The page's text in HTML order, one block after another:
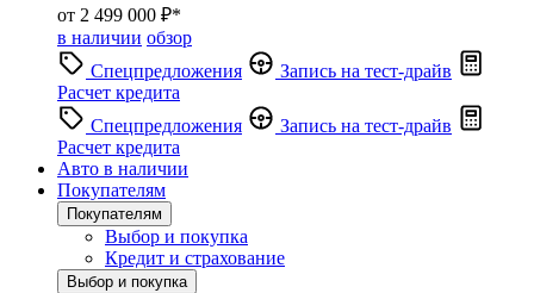
от 2 499 000 ₽*
в наличии обзор
Спецпредложения
Запись на тест-драйв
Расчет кредита
Спецпредложения
Запись на тест-драйв
Расчет кредита
Авто в наличии
Покупателям
Покупателям
Выбор и покупка
Кредит и страхование
Выбор и покупка